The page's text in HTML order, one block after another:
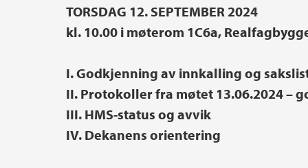
Lektorutdanning ved NT-fakultetet
Hjertestartere ved NT-fakultetet
TORSDAG 12. SEPTEMBER 2024
kl. 10.00 i møterom 1C6a,
I. Godkjenning av innkalling og
II. Protokoller fra møtet 13.06.2024 –
III. HMS-status og avvik
IV. Dekanens orientering